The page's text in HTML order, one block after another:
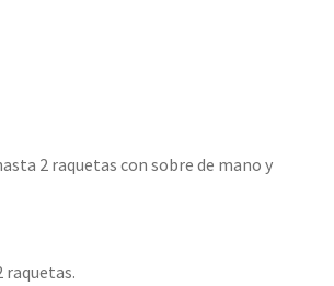
2 raquetas con sobre de mano y
raquetas.